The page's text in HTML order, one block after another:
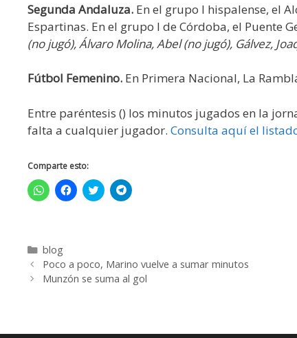
Segunda Andaluza. En el grupo I hispalense, el
Espartinas. En el grupo I de Córdoba, el Puente
(no jugó), Álvaro Molina, Abel (no jugó), Gálvez,
Fútbol Femenino. En Primera Nacional, La
Entre paréntesis () los minutos jugados en la
falta a cualquier jugador. Consulta aquí el
Comparte esto:
H
a
p
a
r
a
r
H
a
a
r
a
r
H
a
r
a
r
H
a
a
r
a
r
blog
Poco a poco, Marino vuelve a sumar minutos
Munzón se suma al gol